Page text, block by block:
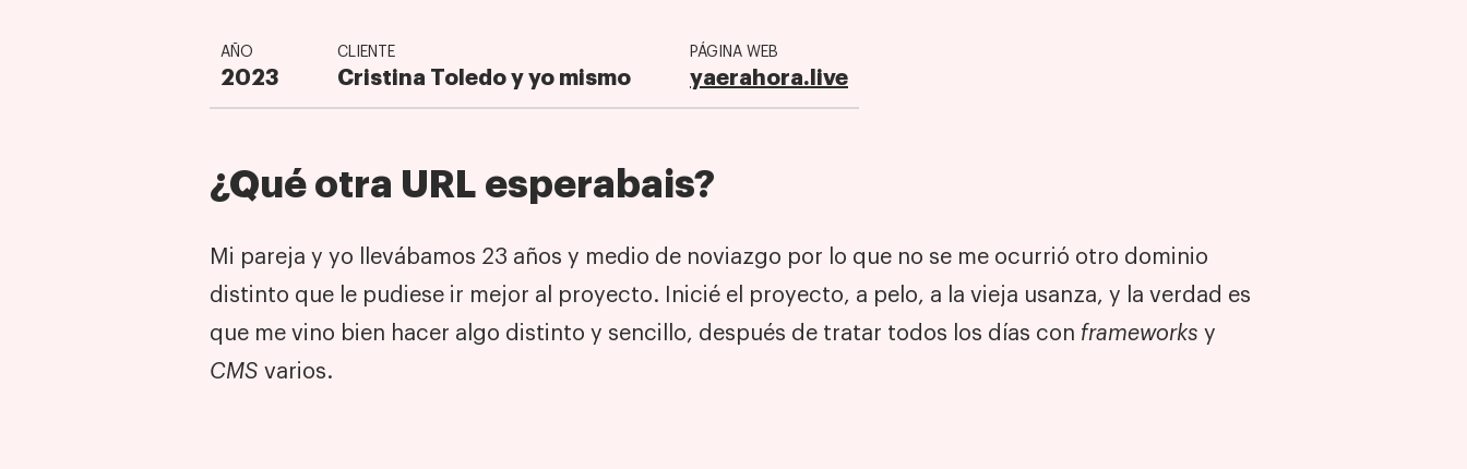
AÑO
2023
CLIENTE
Cristina Toledo y yo mismo
PÁGINA WEB
yaerahora.live
¿Qué otra URL esperabais?
Mi pareja y yo llevábamos 23 años y medio de noviazgo por lo que no se me ocurrió otro dominio
distinto que le pudiese ir mejor al proyecto. Inicié el proyecto, a pelo, a la vieja usanza, y la verdad es
que me vino bien hacer algo distinto y sencillo, después de tratar todos los días con frameworks y
CMS varios.